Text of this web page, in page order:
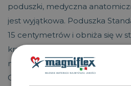
poduszki, medyczna
jest wyjątkowa. Poduszka
15 centymetrów i obniża się w
krawędzi. Zapewnia niezbędne
na plecach, boku i brzuchu.
Outlast oraz trójwymiarowy